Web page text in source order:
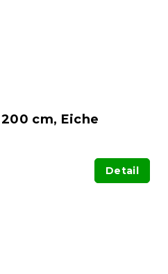
200 cm, Eiche
Detail